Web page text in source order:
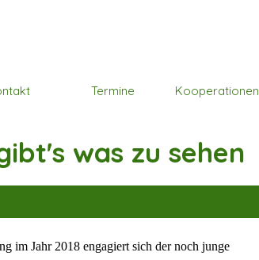
▼ Termine Kooperationen
was zu sehen
im Jahr 2018 engagiert sich der noch junge